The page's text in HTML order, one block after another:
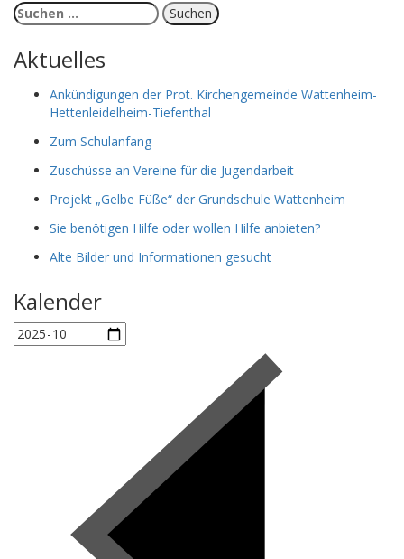
Suchen
nach:
Aktuelles
Ankündigungen der Prot. Kirchengemeinde Wattenheim-
Hettenleidelheim-Tiefenthal
Zum Schulanfang
Zuschüsse an Vereine für die Jugendarbeit
Projekt „Gelbe Füße“ der Grundschule Wattenheim
Sie benötigen Hilfe oder wollen Hilfe anbieten?
Alte Bilder und Informationen gesucht
Kalender